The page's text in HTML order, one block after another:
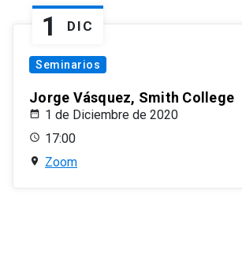
1 DIC
Seminarios
Jorge Vásquez, Smith College
1 de Diciembre de 2020
17:00
Zoom